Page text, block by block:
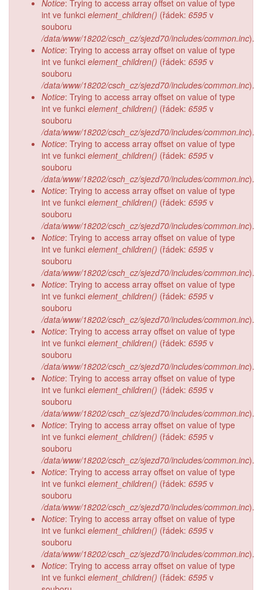
Notice: Trying to access array offset on value of type
int ve funkci element_children() (řádek: 6595 v
souboru
/data/www/18202/csch_cz/sjezd70/includes/common.inc).
Notice: Trying to access array offset on value of type
int ve funkci element_children() (řádek: 6595 v
souboru
/data/www/18202/csch_cz/sjezd70/includes/common.inc).
Notice: Trying to access array offset on value of type
int ve funkci element_children() (řádek: 6595 v
souboru
/data/www/18202/csch_cz/sjezd70/includes/common.inc).
Notice: Trying to access array offset on value of type
int ve funkci element_children() (řádek: 6595 v
souboru
/data/www/18202/csch_cz/sjezd70/includes/common.inc).
Notice: Trying to access array offset on value of type
int ve funkci element_children() (řádek: 6595 v
souboru
/data/www/18202/csch_cz/sjezd70/includes/common.inc).
Notice: Trying to access array offset on value of type
int ve funkci element_children() (řádek: 6595 v
souboru
/data/www/18202/csch_cz/sjezd70/includes/common.inc).
Notice: Trying to access array offset on value of type
int ve funkci element_children() (řádek: 6595 v
souboru
/data/www/18202/csch_cz/sjezd70/includes/common.inc).
Notice: Trying to access array offset on value of type
int ve funkci element_children() (řádek: 6595 v
souboru
/data/www/18202/csch_cz/sjezd70/includes/common.inc).
Notice: Trying to access array offset on value of type
int ve funkci element_children() (řádek: 6595 v
souboru
/data/www/18202/csch_cz/sjezd70/includes/common.inc).
Notice: Trying to access array offset on value of type
int ve funkci element_children() (řádek: 6595 v
souboru
/data/www/18202/csch_cz/sjezd70/includes/common.inc).
Notice: Trying to access array offset on value of type
int ve funkci element_children() (řádek: 6595 v
souboru
/data/www/18202/csch_cz/sjezd70/includes/common.inc).
Notice: Trying to access array offset on value of type
int ve funkci element_children() (řádek: 6595 v
souboru
/data/www/18202/csch_cz/sjezd70/includes/common.inc).
Notice: Trying to access array offset on value of type
int ve funkci element_children() (řádek: 6595 v